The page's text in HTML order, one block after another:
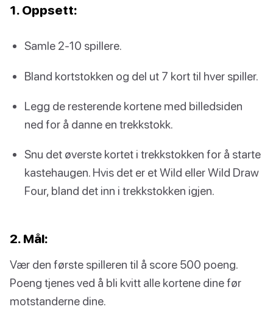
1. Oppsett:
Samle 2-10 spillere.
Bland kortstokken og del ut 7 kort til hver spiller.
Legg de resterende kortene med billedsiden
ned for å danne en trekkstokk.
Snu det øverste kortet i trekkstokken for å starte
kastehaugen. Hvis det er et Wild eller Wild Draw
Four, bland det inn i trekkstokken igjen.
2. Mål:
Vær den første spilleren til å score 500 poeng.
Poeng tjenes ved å bli kvitt alle kortene dine før
motstanderne dine.